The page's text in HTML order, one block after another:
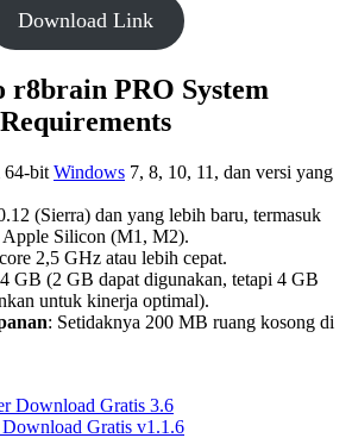
Download Link
r8brain PRO System
Requirements
64-bit Windows 7, 8, 10, 11, dan versi yang
(Sierra) dan yang lebih baru, termasuk
Apple Silicon (M1, M2).
2,5 GHz atau lebih cepat.
GB (2 GB dapat digunakan, tetapi 4 GB
untuk kinerja optimal).
: Setidaknya 200 MB ruang kosong di
Download Gratis 3.6
Gratis v1.1.6